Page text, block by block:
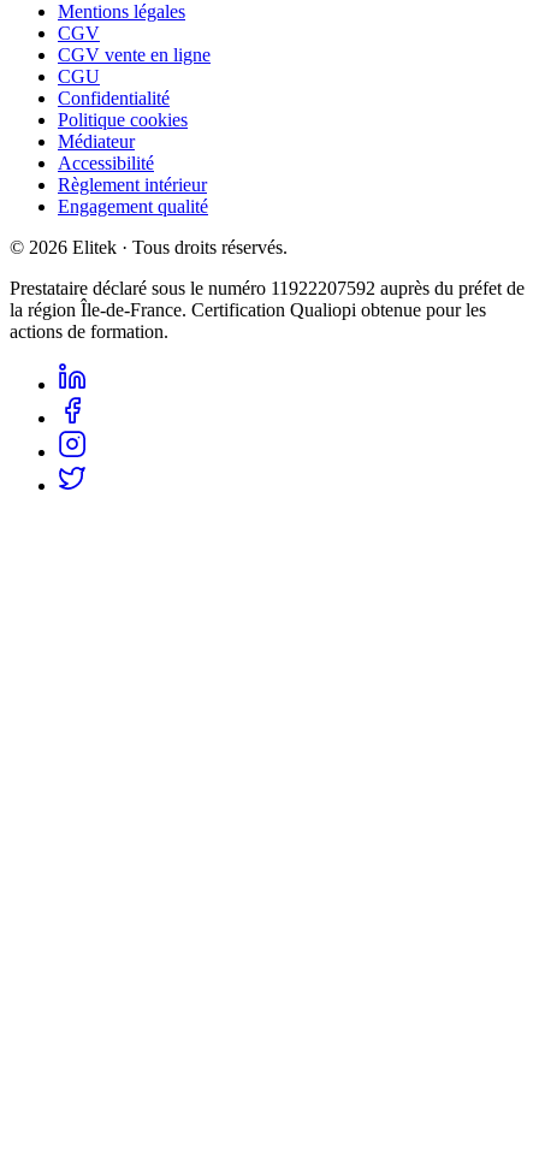
Mentions légales
CGV
CGV vente en ligne
CGU
Confidentialité
Politique cookies
Médiateur
Accessibilité
Règlement intérieur
Engagement qualité
© 2026 Elitek · Tous droits réservés.
Prestataire déclaré sous le numéro 11922207592 auprès du préfet de
la région Île-de-France. Certification Qualiopi obtenue pour les
actions de formation.